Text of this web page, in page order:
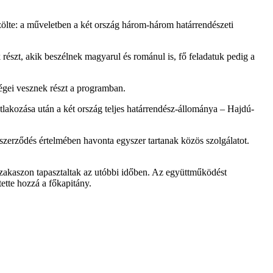
a műveletben a két ország három-három határrendészeti
akik beszélnek magyarul és románul is, fő feladatuk pedig a
vesznek részt a programban.
után a két ország teljes határrendész-állománya – Hajdú-
értelmében havonta egyszer tartanak közös szolgálatot.
tapasztaltak az utóbbi időben. Az együttműködést
hozzá a főkapitány.